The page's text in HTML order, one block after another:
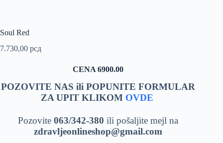
Soul Red
7.730,00 рсд
CENA 6900.00
POZOVITE NAS ili POPUNITE FORMULAR
ZA UPIT KLIKOM OVDE
Pozovite063/342-380 ili pošaljite mejl na
zdravljeonlineshop@gmail.com